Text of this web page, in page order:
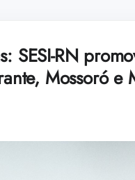
SESI-RN
Mossoró e